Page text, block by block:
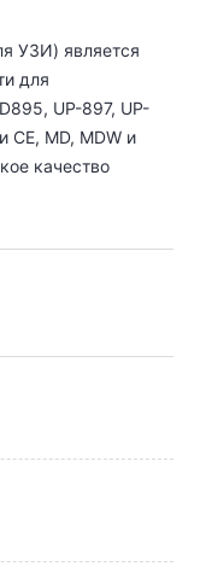
УЗИ) является
для
UP-897, UP-
MD, MDW и
качество